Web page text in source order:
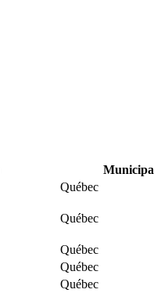
Québec
Québec
Québec
Québec
Québec